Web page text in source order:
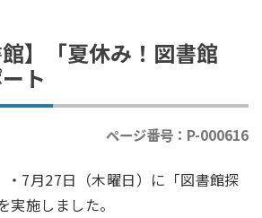
館】「夏休み！図書館
ト
ページ番号：P-000616
・7月27日（木曜日）に「図書館探
施しました。